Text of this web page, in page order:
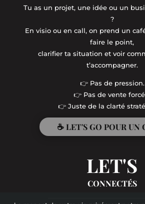
Tu as un projet, une idée ou un
?
En visio ou en call, on prend un
faire le point,
clarifier ta situation et voir
t’accompagner.
👉 Pas de pression.
👉 Pas de vente
👉 Juste de la clarté
☕ LET'S GO POUR UN
LET'S
CONNECTÉS